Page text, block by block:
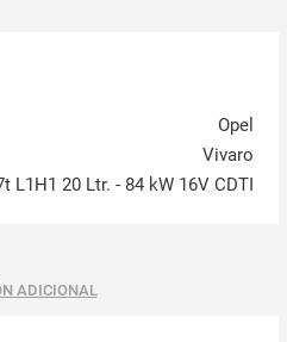
Opel
Vivaro
L1H1 20 Ltr. - 84 kW 16V CDTI
ADICIONAL